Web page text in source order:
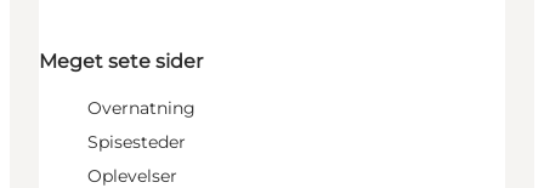
Meget sete sider
Overnatning
Spisesteder
Oplevelser